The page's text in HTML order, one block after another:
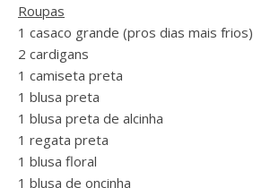
Roupas
1 casaco grande (pros dias mais frios)
2 cardigans
1 camiseta preta
1 blusa preta
1 blusa preta de alcinha
1 regata preta
1 blusa floral
1 blusa de oncinha